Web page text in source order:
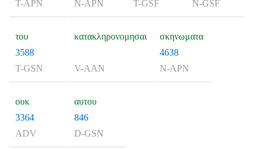
T-APN
N-APN
T-GSF
N-GSF
του
3588
T-GSN
κατακληρονομησαι
V-AAN
σκηνωματα
4638
N-APN
ουκ
3364
ADV
αυτου
846
D-GSN